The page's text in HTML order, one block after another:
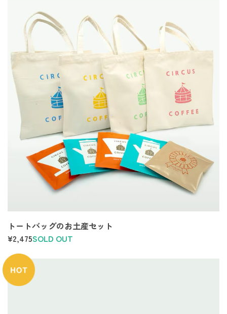
トートバッグのお土産セット
¥2,475SOLD OUT